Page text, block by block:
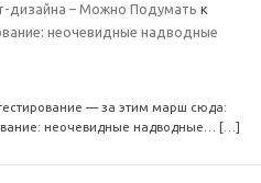
дизайна – Можно Подумать к
неочевидные надводные
— за этим марш сюда:
неочевидные надводные… […]